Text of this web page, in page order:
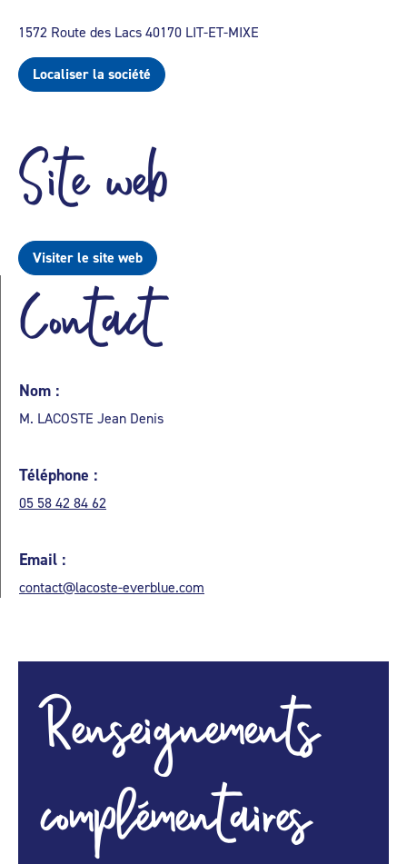
1572 Route des Lacs 40170 LIT-ET-MIXE
Localiser la société
Site web
Visiter le site web
Contact
Nom :
M. LACOSTE Jean Denis
Téléphone :
05 58 42 84 62
Email :
contact@lacoste-everblue.com
Renseignements
complémentaires